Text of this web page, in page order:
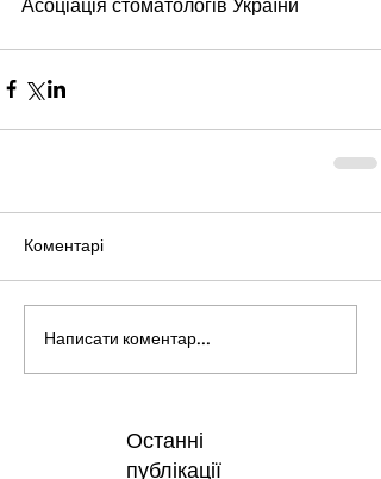
Асоціація стоматологів України
Коментарі
Написати коментар...
Останні
публікації